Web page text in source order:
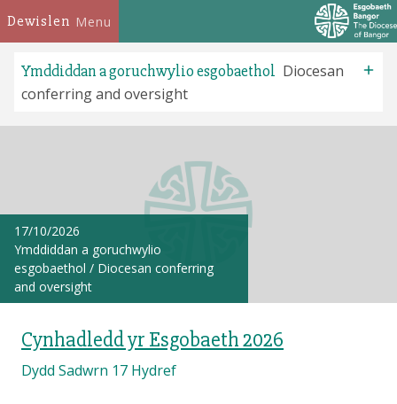
Dewislen Menu
Ymddiddan a goruchwylio esgobaethol Diocesan
conferring and oversight
17/10/2026
Ymddiddan a goruchwylio
esgobaethol / Diocesan conferring
and oversight
Cynhadledd yr Esgobaeth 2026
Dydd Sadwrn 17 Hydref